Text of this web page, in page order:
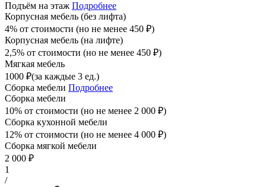
Подъём на этаж Подробнее
Корпусная мебель (без лифта)
4% от стоимости (но не менее 450 ₽)
Корпусная мебель (на лифте)
2,5% от стоимости (но не менее 450 ₽)
Мягкая мебель
1000 ₽(за каждые 3 ед.)
Сборка мебели Подробнее
Сборка мебели
10% от стоимости (но не менее 2 000 ₽)
Сборка кухонной мебели
12% от стоимости (но не менее 4 000 ₽)
Сборка мягкой мебели
2 000 ₽
1
/